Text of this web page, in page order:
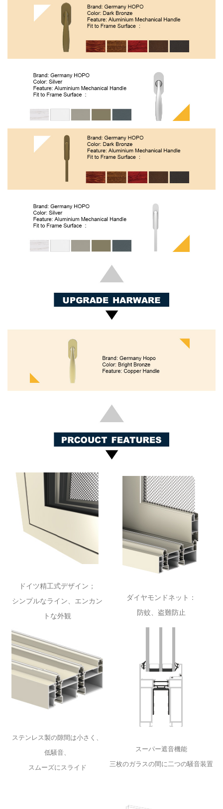
ドイツ精工式デザイン；
シンプルなライン、エンカン
トな外観
ダイヤモンドネット：
防蚊、盗難防止
ステンレス製の隙間は小さく、
低騒音、
スムーズにスライド
スーパー遮音機能
三枚のガラスの間に二つの騒音装置